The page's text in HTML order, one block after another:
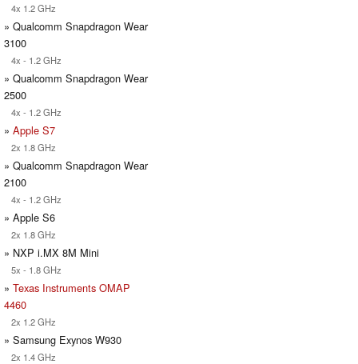
4x 1.2 GHz
» Qualcomm Snapdragon Wear
3100
4x - 1.2 GHz
» Qualcomm Snapdragon Wear
2500
4x - 1.2 GHz
» Apple S7
2x 1.8 GHz
» Qualcomm Snapdragon Wear
2100
4x - 1.2 GHz
» Apple S6
2x 1.8 GHz
» NXP i.MX 8M Mini
5x - 1.8 GHz
» Texas Instruments OMAP
4460
2x 1.2 GHz
» Samsung Exynos W930
2x 1.4 GHz